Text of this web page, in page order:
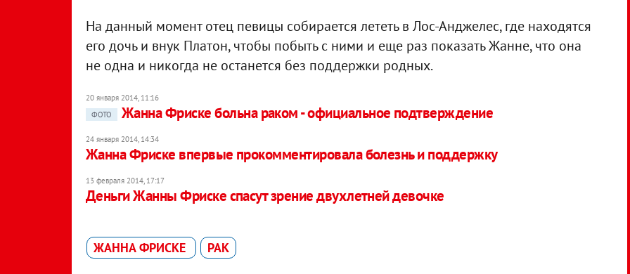
На данный момент отец певицы собирается лететь в Лос-Анджелес, где находятся
его дочь и внук Платон, чтобы побыть с ними и еще раз показать Жанне, что она
не одна и никогда не останется без поддержки родных.
20 января 2014, 11:16
ФОТО
Жанна Фриске больна раком - официальное подтверждение
24 января 2014, 14:34
Жанна Фриске впервые прокомментировала болезнь и поддержку
13 февраля 2014, 17:17
Деньги Жанны Фриске спасут зрение двухлетней девочке
ЖАННА ФРИСКЕ РАК